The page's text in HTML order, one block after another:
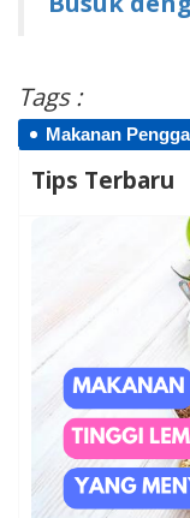
Tags :
Makanan
Tips Terbaru